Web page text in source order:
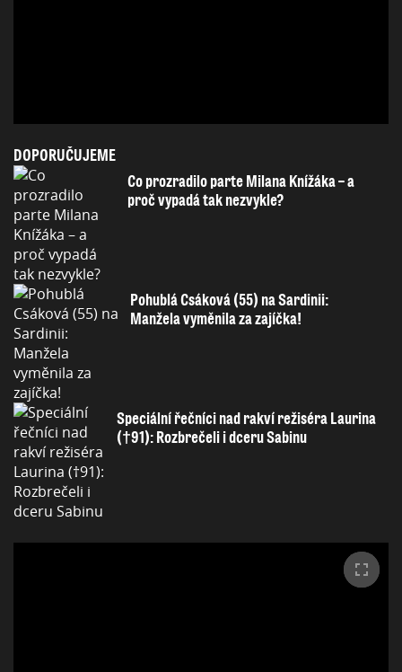
DOPORUČUJEME
Co prozradilo parte Milana Knížáka – a
proč vypadá tak nezvykle?
Pohublá Csáková (55) na Sardinii:
Manžela vyměnila za zajíčka!
Speciální řečníci nad rakví režiséra Laurina
(†91): Rozbrečeli i dceru Sabinu